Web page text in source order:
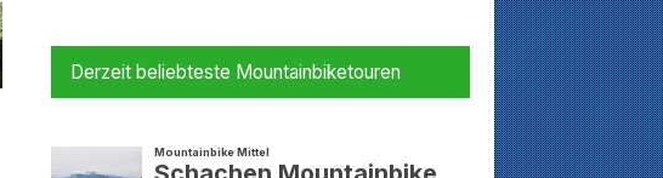
Derzeit beliebteste Mountainbiketouren